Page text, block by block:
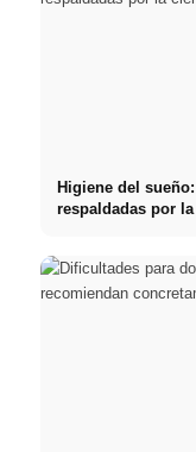
Higiene del
respaldadas por